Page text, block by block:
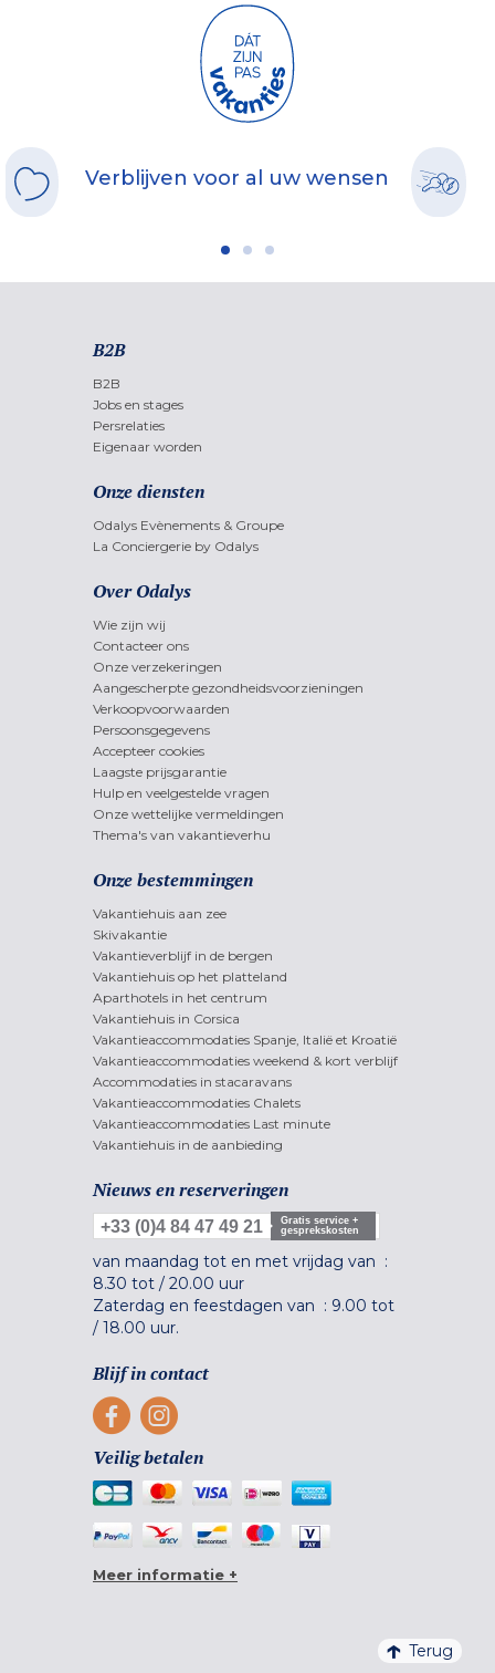
Verblijven voor al uw wensen
B2B
B2B
Jobs en stages
Persrelaties
Eigenaar worden
Onze diensten
Odalys Evènements & Groupe
La Conciergerie by Odalys
Over Odalys
Wie zijn wij
Contacteer ons
Onze verzekeringen
Aangescherpte gezondheidsvoorzieningen
Verkoopvoorwaarden
Persoonsgegevens
Accepteer cookies
Laagste prijsgarantie
Hulp en veelgestelde vragen
Onze wettelijke vermeldingen
Thema's van vakantieverhu
Onze bestemmingen
Vakantiehuis aan zee
Skivakantie
Vakantieverblijf in de bergen
Vakantiehuis op het platteland
Aparthotels in het centrum
Vakantiehuis in Corsica
Vakantieaccommodaties Spanje, Italië et Kroatië
Vakantieaccommodaties weekend & kort verblijf
Accommodaties in stacaravans
Vakantieaccommodaties Chalets
Vakantieaccommodaties Last minute
Vakantiehuis in de aanbieding
Nieuws en reserveringen
+33 (0)4 84 47 49 21
Gratis service +
gesprekskosten
van maandag tot en met vrijdag van :
8.30 tot / 20.00 uur
Zaterdag en feestdagen van : 9.00 tot
/ 18.00 uur.
Blijf in contact
Veilig betalen
Meer informatie +
Terug